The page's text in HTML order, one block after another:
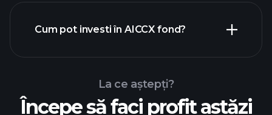
Cum pot investi în AICCX fond?
La ce aștepți?
Începe să faci profit astăzi